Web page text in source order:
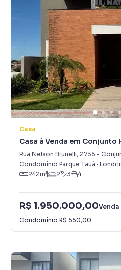
Casa
Casa à Venda em Conjunto
Alexandre Urbanas
Rua Nelson Brunelli, 2735 -
Condomínio Parque Tauá ·
242m² 2 3 4
R$ 1.950.000,00Venda
Condomínio R$ 550,00